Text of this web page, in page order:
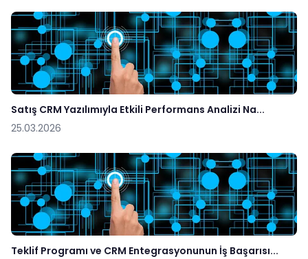
Satış CRM Yazılımıyla Etkili Performans Analizi Na...
25.03.2026
Teklif Programı ve CRM Entegrasyonunun İş Başarısı...